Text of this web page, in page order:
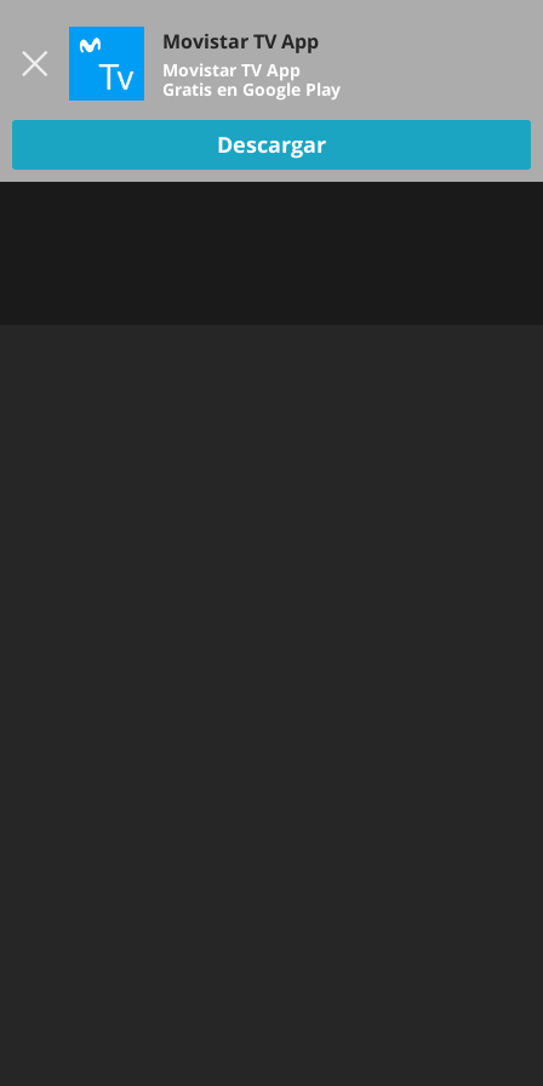
TV EN VIVO
Movistar TV App
Movistar TV App
Gratis en Google Play
Descargar